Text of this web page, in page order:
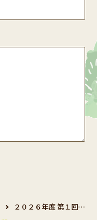
２０２６年度 第１回…